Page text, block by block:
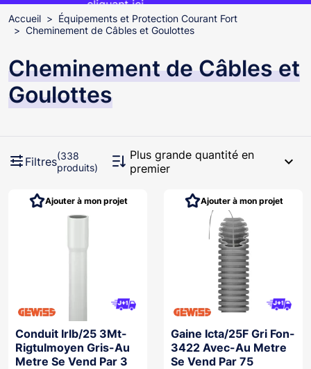
et livraison 24/48h gratuite avec le codeBIENVENUE
cliquant ici
Accueil
Équipements et Protection Courant Fort
Cheminement de Câbles et Goulottes
Cheminement de Câbles et
Goulottes
Filtres(338
produits)
Plus grande quantité en
premier
expand_more
Conduit Irlb/25 3Mt-
Rigtulmoyen Gris-Au
Metre Se Vend Par 3
Ajouter à mon projet
Gaine Icta/25F Gri Fon-
3422 Avec-Au Metre
Se Vend Par 75
Ajouter à mon projet